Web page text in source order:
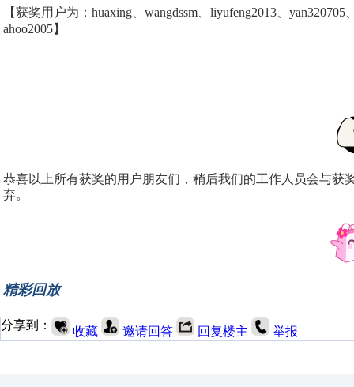
【获奖用户为： huaxing、wangdssm、liyufeng2013、
ahoo2005】
恭喜以上所有获奖的用户朋友们，稍后我们的工作人员会与
弃。
精彩回放
分享到： 收藏 邀请回答 回复楼主 举报